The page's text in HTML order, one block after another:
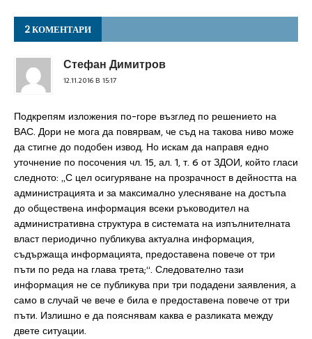
2 КОМЕНТАРИ
Стефан Димитров
12.11.2016 В 15:17
Подкрепям изложения по-горе възглед по решението на
ВАС. Дори не мога да повярвам, че съд на такова ниво може
да стигне до подобен извод. Но искам да направя едно
уточнение по посочения чл. 15, ал. 1, т. 6 от ЗДОИ, който гласи
следното: „С цел осигуряване на прозрачност в дейността на
администрацията и за максимално улесняване на достъпа
до обществена информация всеки ръководител на
административна структура в системата на изпълнителната
власт периодично публикува актуална информация,
съдържаща информацията, предоставена повече от три
пъти по реда на глава трета;“. Следователно тази
информация не се публикува при три подадени заявления, а
само в случай че вече е била е предоставена повече от три
пъти. Излишно е да пояснявам каква е разликата между
двете ситуации.